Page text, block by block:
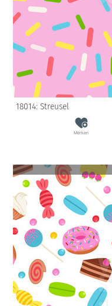
18014: Streusel
Merken